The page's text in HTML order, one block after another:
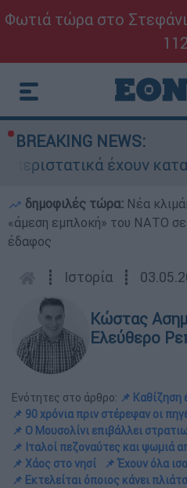
Φωτιά τώρα στο
112
BREAKING NEWS:
καταγγελθεί»
δημοφιλές τώρα: Νέα
«άμεση εμπλοκή» του ΝΑΤΟ σε
έδαφος
┋ Ιστορία ┋
Κώστας
Ελεύθερο
Ενότητες στο άρθρο: 📌 Καθίζηση
📌 90 χρόνια πριν στέρεψαν οι
📌 Ο Μουσολίνι επιβάλλει
📌 Ιταλοί πεζοναύτες και ψωμιά
📌 Χάος στο νησί
📌 Έχουν όλα
📌 Εκτελείται όποιος κάνει